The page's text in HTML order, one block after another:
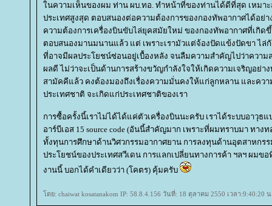
นความเห็นของผม ท่าน ผบ.ทอ. ทำหน้าที่ของท่านได้ดีที่สุด เหมาะ
ประเทศสูงสุด ตอบสนองต่อความต้องการของกองทัพอากาศได้อ
ความต้องการเครื่องบินขับไล่ยุคสมัยใหม่ ของกองทัพอากาศที่เกิด
ตอบสนองมานมนานแล้ว แต่ เพราะเรามัวแต่จ้องปัดแข้งปัดขา ไล่
ที่อาจมีผลประโยชน์ซ่อนอยู่เบื้องหลัง จนลืมความสำคัญไปว่าควา
ผลดี ไม่ว่าจะเป็นด้านการสร้างขวัญกำลังใจให้เกิดความเจริญอย่า
สามัคคีแล้ว คงต้องมองถึงเรื่องความมั่นคงให้แก่ลูกหลาน และคว
ประเทศชาติ จะเกิดแก่ประเทศชาติของเรา
การซื้อครั้งนี้เราไม่ได้ได้แค่ตัวเครื่องบินนะครับ เราได้ระบบอาวุธ
อาร์บีเอส 15 source code (อันนี้สำคัญมาก เพราะที่ผมทราบมา ทาง
ทั้งทุนการศึกษาด้านวิศวกรรมอากาศยาน การลงทุนด้านอุตสาหกร
ประโยชน์ของประเทศสวีเดน การแลกเปลี่ยนทางการค้า ฯลฯ ผมข
งานนี้ บอกได้คำเดียวว่า (โคตร) คุ้มครับ
ดย: chaiwat kosatanakom IP: 58.8.4.156 วันที่: 18 ตุลาคม 2550 เวลา:9:40:20